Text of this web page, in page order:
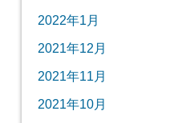
2022年1月
2021年12月
2021年11月
2021年10月